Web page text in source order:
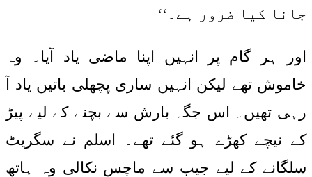
جانا کیا ضرور ہے۔‘‘
اور ہر گام پر انہیں اپنا ماضی یاد آیا۔ وہ
خاموش تھے لیکن انہیں ساری پچھلی باتیں یاد آ
رہی تھیں۔ اس جگہ بارش سے بچنے کے لیے پیڑ
کے نیچے کھڑے ہو گئے تھے۔ اسلم نے سگریٹ
سلگانے کے لیے جیب سے ماچس نکالی وہ ہاتھ